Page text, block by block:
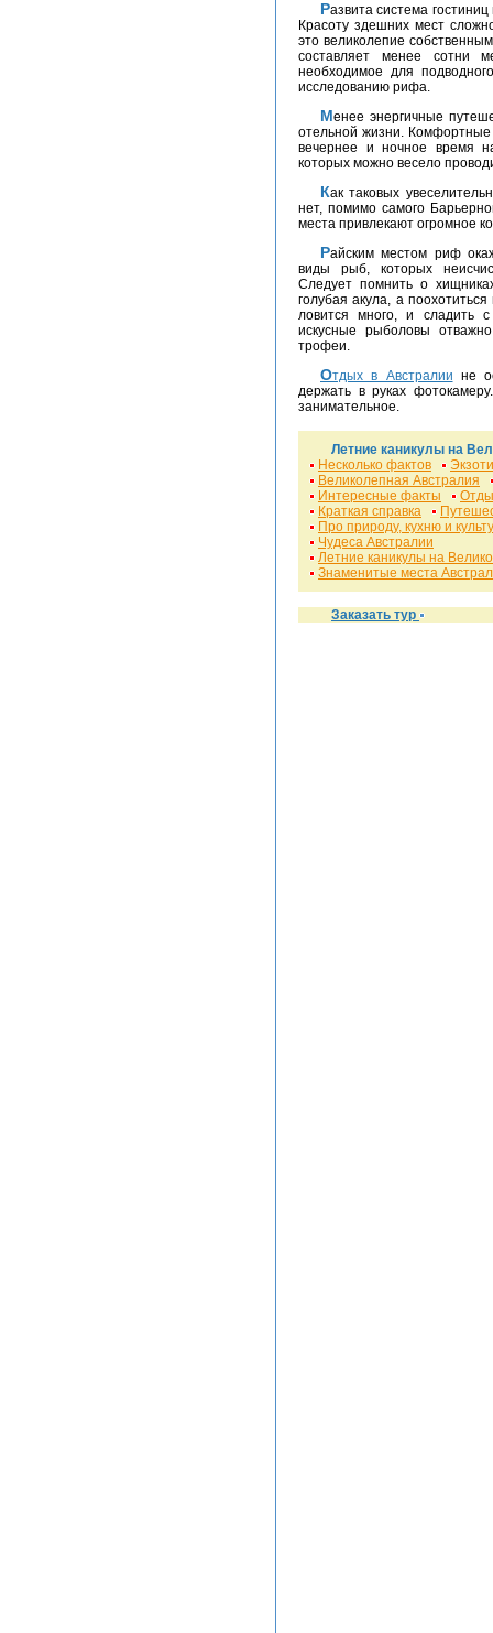
Развита система гостиниц в таких городах как Порт Даглас, Палм Ков, Кэрнс.
Красоту здешних мест
это великолепие
составляет менее сотни
необходимое для
исследованию рифа.
Менее энергичные путешественники по достоинству оценят все прелести
отельной жизни.
вечернее и ночное время
которых можно весело
Как таковых увеселительных программ и мест для экскурсий в Австралии
нет, помимо самого
места привлекают огромное
Райским местом риф окажется для рыболовов любителей. Экзотические
виды рыб, которых
Следует помнить о
голубая акула, а
ловится много, и сладить
искусные рыболовы
трофеи.
Отдых в Австралии не
держать в руках
занимательное.
Летние каникулы на
Несколько фактов
Великолепная Австралия
Интересные факты
Краткая справка
Про природу, кухню и
Чудеса Австралии
Летние каникулы на
Знаменитые места
Заказать тур